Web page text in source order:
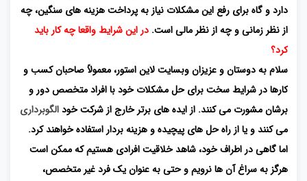
دارد و گاه برای رفع این مشکلات نیاز به پرداخت هزینه های سنگین، چه
از نظر زمانی و چه از نظر مالی است. در این شرایط واقعا چه کار باید
کرد؟
سلام به دوستان و عزیزان وبسایت لاین استور، معمولاً صاحبان کسب و
کارها در شرایط سخت برای حل مشکلات خود با افراد متخصص دور و
برشان مشورت می کنند. از ایده های برتر خارج از شرکت خودالگوبرداری
می کنند و یا از راه حل های پیچیده و هزینه بردار استفاده خواهند کرد.
اما گاهی در اطراف خود، شاهد خلاقیت افرادی هستیم که ممکن است
هرگز به سراغ آن ها نرویم و حتی به عنوان یک فرد غیر متخصص،